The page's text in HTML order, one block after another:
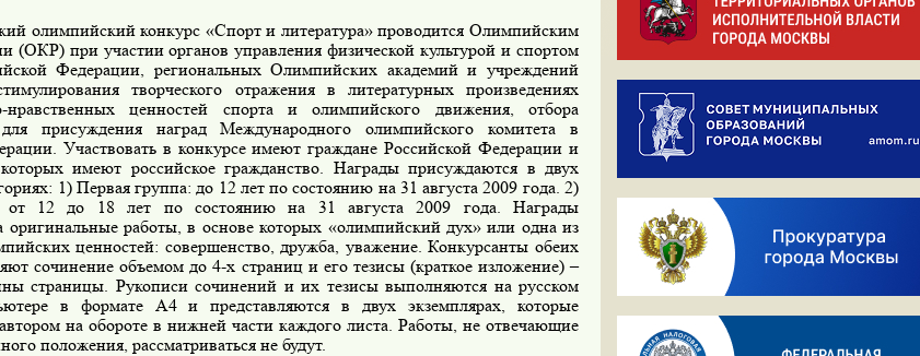
олимпийский конкурс «Спорт и литература» проводится Олимпийским
(ОКР) при участии органов управления физической культурой и спортом
Федерации, региональных Олимпийских академий и учреждений
творческого отражения в литературных произведениях
нравственных ценностей спорта и олимпийского движения, отбора
присуждения наград Международного олимпийского комитета в
Участвовать в конкурсе имеют граждане Российской Федерации и
имеют российское гражданство. Награды присуждаются в двух
1) Первая группа: до 12 лет по состоянию на 31 августа 2009 года. 2)
от 12 до 18 лет по состоянию на 31 августа 2009 года. Награды
оригинальные работы, в основе которых «олимпийский дух» или одна из
ценностей: совершенство, дружба, уважение. Конкурсанты обеих
сочинение объемом до 4-х страниц и его тезисы (краткое изложение) –
страницы. Рукописи сочинений и их тезисы выполняются на русском
в формате А4 и представляются в двух экземплярах, которые
на обороте в нижней части каждого листа. Работы, не отвечающие
положения, рассматриваться не будут.